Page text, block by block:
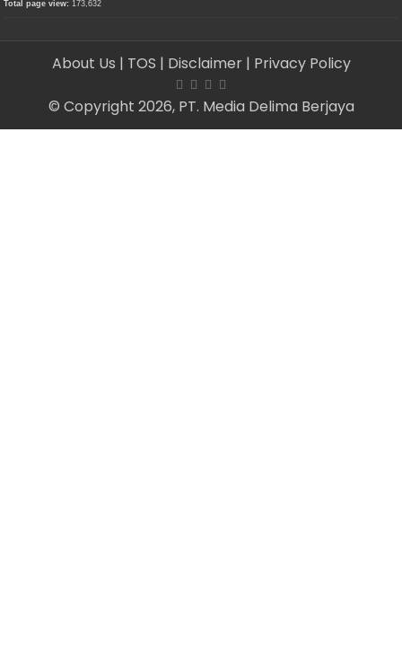
Total page view:173,632
About Us | TOS | Disclaimer | Privacy Policy
© Copyright 2026, PT. Media Delima Berjaya